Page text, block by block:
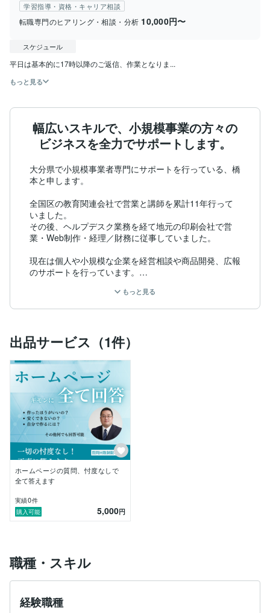
学習指導・資格・キャリア相談
転職専門のヒアリング・相談・分析 10,000円〜
スケジュール
平日は基本的に17時以降のご返信、作業となりま...
もっと見る
幅広いスキルで、小規模事業の方々の
ビジネスを全力でサポートします。
大分県で小規模事業者専門にサポートを行っている、橋
本と申します。
全国区の教育関連会社で営業と講師を累計11年行って
いました。
その後、ヘルプデスク業務を経て地元の印刷会社で営
業・Web制作・経理／財務に従事していました。
現在は個人や小規模な企業を経営相談や商品開発、広報
のサポートを行っています。
【私の特徴】
・基本的に全肯定のスタンスです。否定から活力は生ま
れないと考えています。
・必要に応じて資料などを作成します。たたき台として
使っていただけています。
・思想的な偏りなくお話しします。当然ですが勧誘など
の行為は行いません。
今まで教えていた方からも「相談しやすい／話しやす
お気軽にご相談ください。
もっと見る
出品サービス（1件）
ホームページの質問、忖度なしで
全て答えます
実績0件
購入可能
5,000円
職種・スキル
経験職種